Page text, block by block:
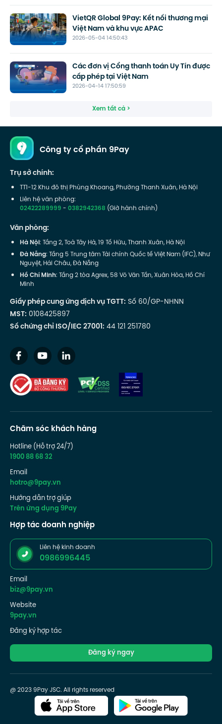
2026-05-04 14:50:43
VietQR Global 9Pay: Kết nối thương mại
Việt Nam và khu vực APAC
2026-04-14 17:50:59
Các đơn vị Cổng thanh toán Uy Tín được
cấp phép tại Việt Nam
Xem tất cả >
Công ty cổ phần 9Pay
Trụ sở chính:
TT1-12 Khu đô thị Phùng Khoang, Phường Thanh Xuân, Hà Nội
Liên hệ văn phòng:
02422289999-0382942368 (Giờ hành chính)
Văn phòng:
Hà Nội: Tầng 2, Toà Tây Hà, 19 Tố Hữu, Thanh Xuân, Hà Nội
Đà Nẵng: Tầng 5 Trung tâm Tài chính Quốc tế Việt Nam (IFC), Như
Nguyệt, Hải Châu, Đà Nẵng
Hồ Chí Minh: Tầng 2 tòa Agrex, 58 Võ Văn Tần, Xuân Hòa, Hồ Chí
Minh
Giấy phép cung ứng dịch vụ TGTT: Số 60/GP-NHNN
MST: 0108425897
Số chứng chỉ ISO/IEC 27001: 44 121 251780
Chăm sóc khách hàng
Hotline (Hỗ trợ 24/7)
1900 88 68 32
Email
hotro@9pay.vn
Hướng dẫn trợ giúp
Trên ứng dụng 9Pay
Hợp tác doanh nghiệp
Liên hệ kinh doanh
0986996445
Email
biz@9pay.vn
Website
9pay.vn
Đăng ký hợp tác
Đăng ký ngay
@ 2023 9Pay JSC. All rights reserved